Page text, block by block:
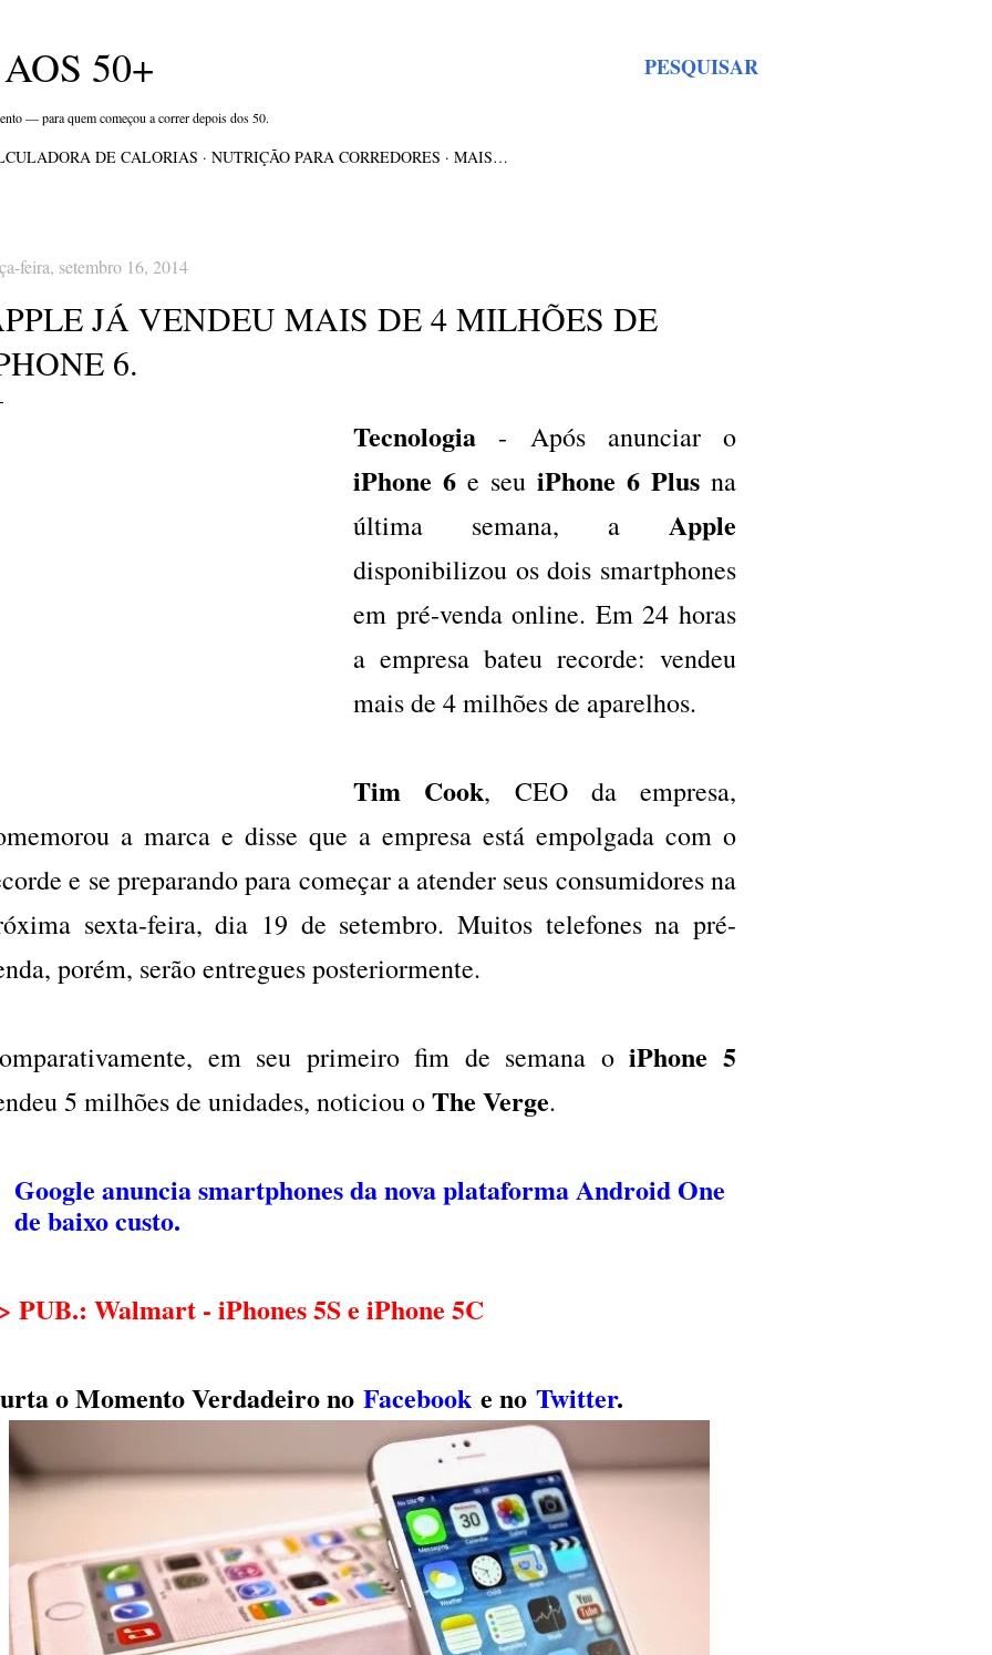
PESQUISAR
50+
— para quem começou a correr depois dos 50.
DE CALORIAS NUTRIÇÃO PARA CORREDORES MAIS…
feira, setembro 16, 2014
JÁ VENDEU MAIS DE 4 MILHÕES DE
6.
Tecnologia - Após anunciar o
iPhone 6 e seu iPhone 6 Plus na
última semana, a Apple
disponibilizou os dois smartphones
em pré-venda online. Em 24 horas
a empresa bateu recorde: vendeu
mais de 4 milhões de aparelhos.
Tim Cook, CEO da empresa,
a marca e disse que a empresa está empolgada com o
e se preparando para começar a atender seus consumidores na
sexta-feira, dia 19 de setembro. Muitos telefones na pré-
porém, serão entregues posteriormente.
em seu primeiro fim de semana oiPhone 5
5 milhões de unidades, noticiou oThe Verge.
Google anuncia smartphones da nova plataforma Android One
de baixo custo.
PUB.: Walmart - iPhones 5S e iPhone 5C
o Momento Verdadeiro no Facebook e no Twitter.